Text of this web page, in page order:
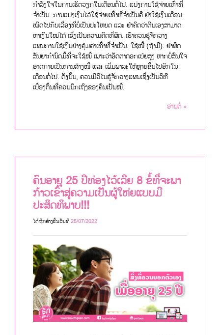
ກຳລັງໃຈໃນການເຮັດວຽກໃນເດືອນຕໍ່ໄປ. ແບ່ງການໃຊ້ຈ່າຍເທົ່າທີ່
ຈຳເປັນ: ການແບ່ງເງິນໄວ້ໃຊ້ຈ່າຍເທົ່າທີ່ຈຳເປັນຄື ຢ່າໃຊ້ເງິນເດືອນ
ໝົດໄປກັບເລື່ອງທີ່ບໍ່ເປັນປະໂຫຍດ ແລະ ຢ່າຄິດວ່າຕົນເອງສາມາດ
ຫາເງິນໃໝ່ໄດ້ ເຊິ່ງເປັນຄວາມຄິດທີ່ຜິດ. ເຮົາຄວນຮູ້ຈັກວາງ
ແຜນການໃຊ້ເງິນຢ່າງຄຸ້ມຄ່າເທົ່າທີ່ຈຳເປັນ. ໃຊ້ໜີ້ (ຖ້າມີ): ຢ່າຜິດ
ສັນຍາກຳນົດມື້ທີ່ຈະໃຊ້ໜີ້ ເພາະວ່າອັດຕາດອກເບ້ຍສູງ ຫາກບໍ່ສົນໃຈ
ອາດກາຍເປັນການສ້າງໜີ້ ແລະ ເພີ່ມພາລະໃຫ້ຫຼາຍຂຶ້ນໄປອີກໃນ
ເດືອນຕໍ່ໄປ. ດັງນັ້ນ, ຄວນມີວິໄນຮູ້ຈັກວາງແຜນເຊິ່ງເປັນວິທີ
ເບື້ອງຕົ້ນທີ່ຄວນນຶກເຖິງຂອງຄົນເປັນໜີ້.
ອ່ານຕໍ່ »
ຄົນອາຍຸ 25 ປີທ່ອງໄວ້ເລີຍ 8 ຂໍ້ທີ່ຈະພາ
ກ້າວເຂົ້າສູ່ຄວາມເປັນຜູ້ໃຫ່ຍແບບມີ
ປະສິດທິພາບ!!!
ໄດ້ຖືກສ້າງຂື້ນວັນທີ25/07/2022